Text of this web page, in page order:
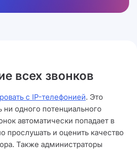
всех звонков
с IP-телефонией. Это
ни одного потенциального
автоматически попадает в
прослушать и оценить качество
Также администраторы